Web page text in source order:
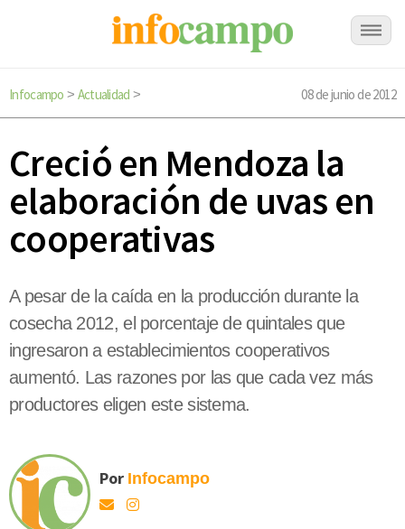
Infocampo > Actualidad > 08 de junio de 2012
Creció en Mendoza la
elaboración de uvas en
cooperativas
A pesar de la caída en la producción durante la
cosecha 2012, el porcentaje de quintales que
ingresaron a establecimientos cooperativos
aumentó. Las razones por las que cada vez más
productores eligen este sistema.
Por Infocampo